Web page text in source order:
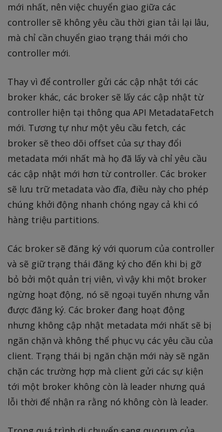
mới nhất, nên việc chuyển giao giữa các
controller sẽ không yêu cầu thời gian tải lại lâu,
mà chỉ cần chuyển giao trạng thái mới cho
controller mới.
Thay vì để controller gửi các cập nhật tới các
broker khác, các broker sẽ lấy các cập nhật từ
controller hiện tại thông qua API MetadataFetch
mới. Tương tự như một yêu cầu fetch, các
broker sẽ theo dõi offset của sự thay đổi
metadata mới nhất mà họ đã lấy và chỉ yêu cầu
các cập nhật mới hơn từ controller. Các broker
sẽ lưu trữ metadata vào đĩa, điều này cho phép
chúng khởi động nhanh chóng ngay cả khi có
hàng triệu partitions.
Các broker sẽ đăng ký với quorum của controller
và sẽ giữ trạng thái đăng ký cho đến khi bị gỡ
bỏ bởi một quản trị viên, vì vậy khi một broker
ngừng hoạt động, nó sẽ ngoại tuyến nhưng vẫn
được đăng ký. Các broker đang hoạt động
nhưng không cập nhật metadata mới nhất sẽ bị
ngăn chặn và không thể phục vụ các yêu cầu của
client. Trạng thái bị ngăn chặn mới này sẽ ngăn
chặn các trường hợp mà client gửi các sự kiện
tới một broker không còn là leader nhưng quá
lỗi thời để nhận ra rằng nó không còn là leader.